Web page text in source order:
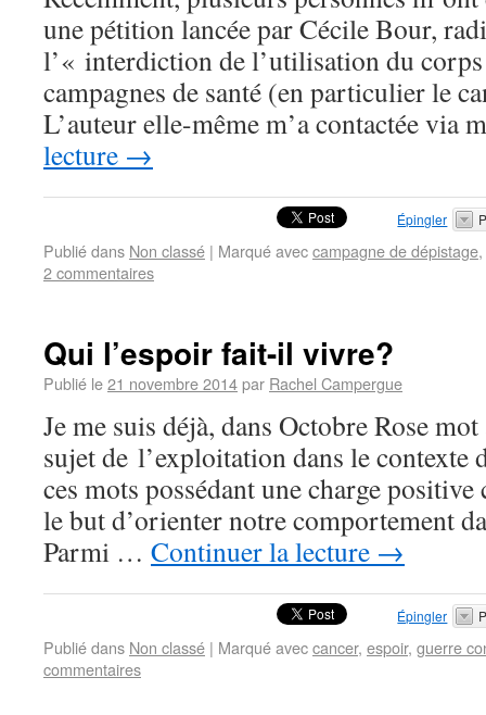
une pétition lancée par Cécile Bour,
l’« interdiction de l’utilisation du corps
campagnes de santé (en particulier le
L’auteur elle-même m’a contactée
lecture →
Épingler
Publié dans Non classé | Marqué aveccampagne de dépistage,
2 commentaires
Qui l’espoir fait-il vivre?
Publié le21 novembre 2014par Rachel Campergue
Je me suis déjà, dans Octobre Rose
sujet de l’exploitation dans le contexte
ces mots possédant une charge
le but d’orienter notre comportement
Parmi … Continuer la lecture →
Épingler
Publié dans Non classé | Marqué aveccancer, espoir, guerre
commentaires